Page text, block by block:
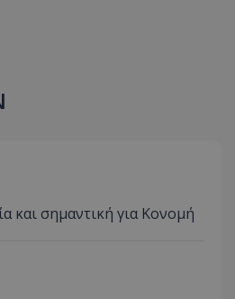
και σημαντική για Κονομή